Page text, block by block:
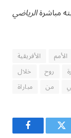
مباشرةالرياضي
الأفريقية الأمم
خلال
روح
مباراة
من
Facebook